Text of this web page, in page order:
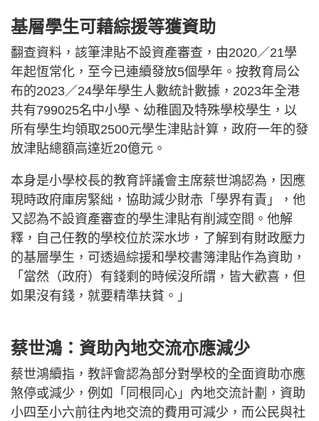
基層學生可藉綜援等獲資助
翻查資料，該筆津貼不設資產審查，由2020／21學
年起恆常化，至今已連續發放5個學年。按教育局公
布的2023／24學年學生人數統計數據，2023年全港
共有799025名中小學、幼稚園及特殊學校學生，以
所有學生均領取2500元學生津貼計算，政府一年的發
放津貼總額高達近20億元。
本身是小學校長的教育評議會主席蔡世鴻認為，因應
現時政府庫房緊絀，協助減少財赤「學界有責」，他
又認為不設資產審查的學生津貼有削減空間。他解
釋，自己任教的學校位於深水埗，了解到有財政壓力
的基層學生，可透過綜援和學校書簿津貼作為資助，
「當然（政府）有錢剩的時候沒所謂，皆大歡喜，但
如果沒有錢，就要精準扶貧。」
蔡世鴻：資助內地交流亦應減少
蔡世鴻續指，教評會認為部分對學校的全面資助亦應
煞停或減少，例如「同根同心」內地交流計劃，資助
小四至小六前往內地交流的費用可減少，而公民與社